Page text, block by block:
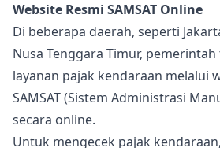
Website Resmi SAMSAT Online
Di beberapa daerah, seperti
Nusa Tenggara Timur,
layanan pajak kendaraan melalui
SAMSAT (Sistem Administrasi
secara online.
Untuk mengecek pajak